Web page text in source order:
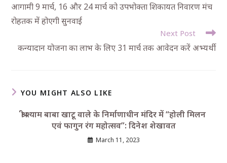
आगामी 9 मार्च, 16 और 24 मार्च को उपभोक्ता शिकायत निवारण मंच
रोहतक में होएगी सुनवाई
Next Post
कन्यादान योजना का लाभ के लिए 31 मार्च तक आवेदन करें अभ्यर्थी
YOU MIGHT ALSO LIKE
श्री श्याम बाबा खाटू वाले के निर्माणाधीन मंदिर में “होली मिलन
एवं फागुन रंग महोत्सव”: दिनेश शेखावत
March 11, 2023